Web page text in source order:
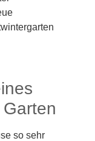
so sehr